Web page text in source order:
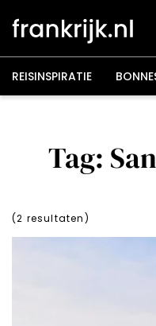
naar
inhoud
REISINSPIRATIE
Tag:
(2 resultaten)